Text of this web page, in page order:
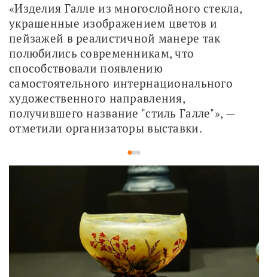
«Изделия Галле из многослойного стекла,
украшенные изображением цветов и
пейзажей в реалистичной манере так
полюбились современникам, что
способствовали появлению
самостоятельного интернационального
художественного направления,
получившего название "стиль Галле"», —
отметили организаторы выставки.
123